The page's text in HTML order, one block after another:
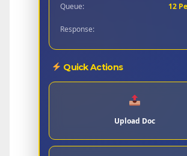
Queue: 12
Response:
Quick Actions
Upload Doc